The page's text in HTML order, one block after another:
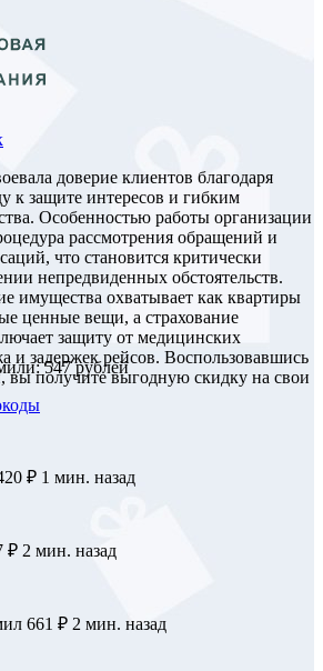
доверие клиентов благодаря
к защите интересов и гибким
Особенностью работы организации
рассмотрения обращений и
что становится критически
непредвиденных обстоятельств.
имущества охватывает как квартиры
ценные вещи, а страхование
защиту от медицинских
и задержек рейсов. Воспользовавшись
получите выгодную скидку на свои
547 рублей
₽ 1 мин. назад
₽ 2 мин. назад
661 ₽ 2 мин. назад